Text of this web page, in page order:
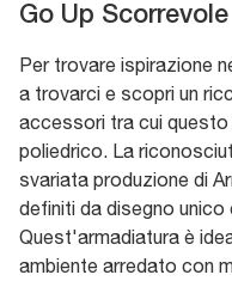
Go Up Scorrevole
Per trovare ispirazione
a trovarci e scopri un
accessori tra cui
poliedrico. La
svariata produzione di
definiti da disegno
Quest'armadiatura è
ambiente arredato con